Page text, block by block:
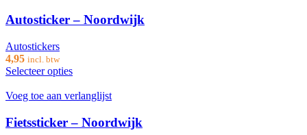
Autosticker – Noordwijk
Autostickers
4,95 incl. btw
Selecteer opties
Voeg toe aan verlanglijst
Fietssticker – Noordwijk